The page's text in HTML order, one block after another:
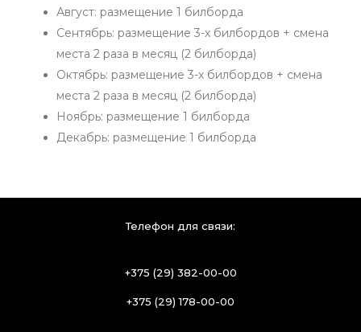
Август: размещение 1 билборда
Сентябрь: размещение 3-х билбордов + смена
места 2 раза в месяц (2 билборда)
Октябрь: размещение 3-х билбордов + смена
места 2 раза в месяц (2 билборда)
Ноябрь: размещение 1 билборда
Декабрь: размещение 1 билборда
Телефон для связи:
+375 (29) 382-00-00
+375 (29) 178-00-00